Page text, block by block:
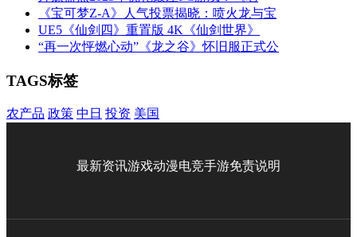
《宝可梦Z-A》人气投票揭晓：喷火龙与宝
UE5《仙剑四》重置版 4K《仙剑世界》
“再一次怦燃心动”《龙之谷》怀旧服正式公
TAGS标签
农产品 政策 中日 投资 美国
最新资讯游戏动漫电竞手游免责说明